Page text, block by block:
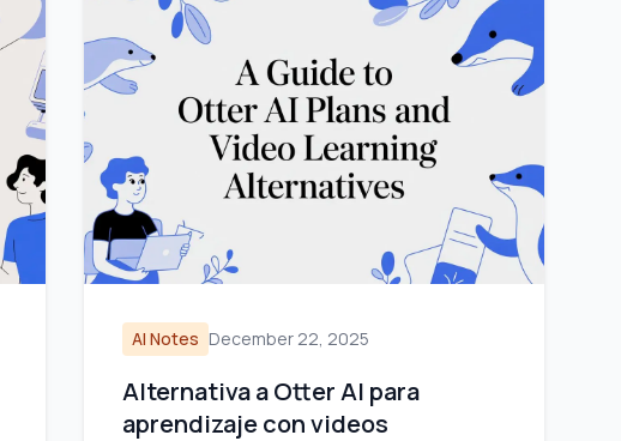
AI Notes December 22, 2025
Alternativa a Otter AI para
aprendizaje con videos